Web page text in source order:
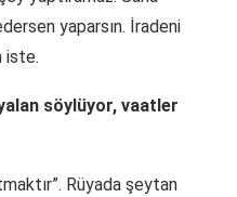
yaparsın. İradeni
iste.
söylüyor, vaatler
Rüyada şeytan